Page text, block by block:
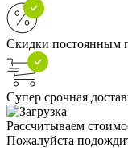
Скидки постоянным
Супер срочная
Рассчитываем
Пожалуйста